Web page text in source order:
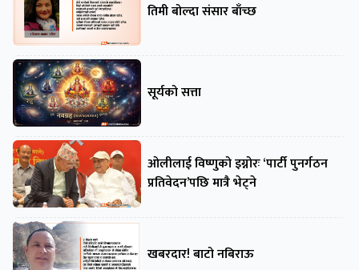
तिमी बोल्दा संसार बाँच्छ
सूर्यको सत्ता
ओलीलाई विष्णुको इग्नोरः ‘पार्टी पुनर्गठन
प्रतिवेदन’पछि मात्रै भेट्ने
खबरदार! बाटो नबिराऊ